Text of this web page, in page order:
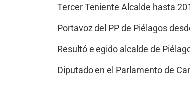
Tercer Teniente Alcalde hasta
Portavoz del PP de Piélagos
Resultó elegido alcalde de
Diputado en el Parlamento de